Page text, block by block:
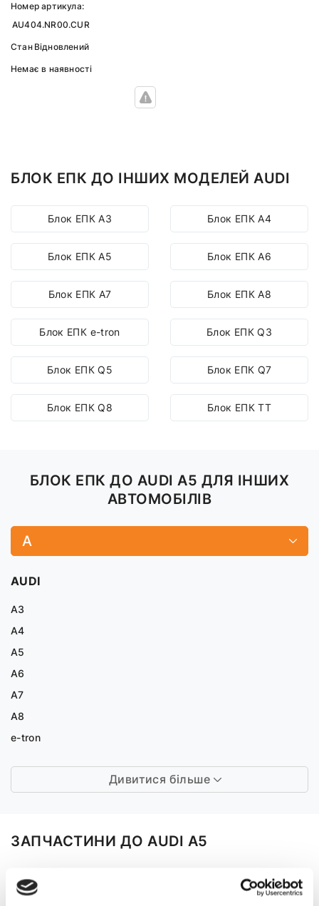
Номер артикула:
AU404.NR00.CUR
Стан Відновлений
Немає в наявності
БЛОК ЕПК ДО ІНШИХ МОДЕЛЕЙ AUDI
Блок ЕПК A3 Блок ЕПК A4
Блок ЕПК A5 Блок ЕПК A6
Блок ЕПК A7 Блок ЕПК A8
Блок ЕПК e-tron Блок ЕПК Q3
Блок ЕПК Q5 Блок ЕПК Q7
Блок ЕПК Q8 Блок ЕПК TT
БЛОК ЕПК ДО AUDI A5 ДЛЯ ІНШИХ
АВТОМОБІЛІВ
A
AUDI
A3
A4
A5
A6
A7
A8
e-tron
Дивитися більше
ЗАПЧАСТИНИ ДО AUDI A5